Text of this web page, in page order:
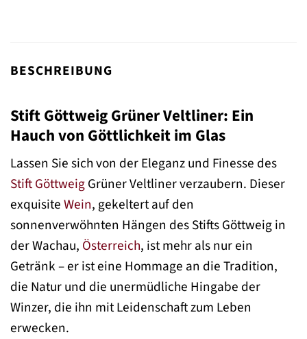
BESCHREIBUNG
Stift Göttweig Grüner Veltliner: Ein
Hauch von Göttlichkeit im Glas
Lassen Sie sich von der Eleganz und Finesse des
Stift GöttweigGrüner Veltliner verzaubern. Dieser
exquisiteWein, gekeltert auf den
sonnenverwöhnten Hängen des Stifts Göttweig in
der Wachau, Österreich, ist mehr als nur ein
Getränk – er ist eine Hommage an die Tradition,
die Natur und die unermüdliche Hingabe der
Winzer, die ihn mit Leidenschaft zum Leben
erwecken.